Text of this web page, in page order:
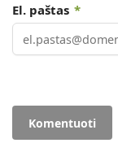
El. paštas *